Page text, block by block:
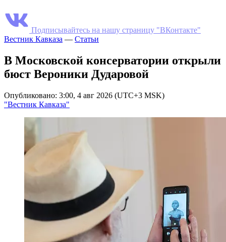
Подписывайтесь на нашу страницу "ВКонтакте"
Вестник Кавказа — Статьи
В Московской консерватории открыли
бюст Вероники Дударовой
Опубликовано: 3:00, 4 авг 2026 (UTC+3 MSK)
"Вестник Кавказа"